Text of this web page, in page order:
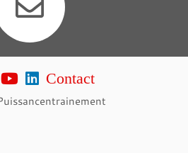
Contact